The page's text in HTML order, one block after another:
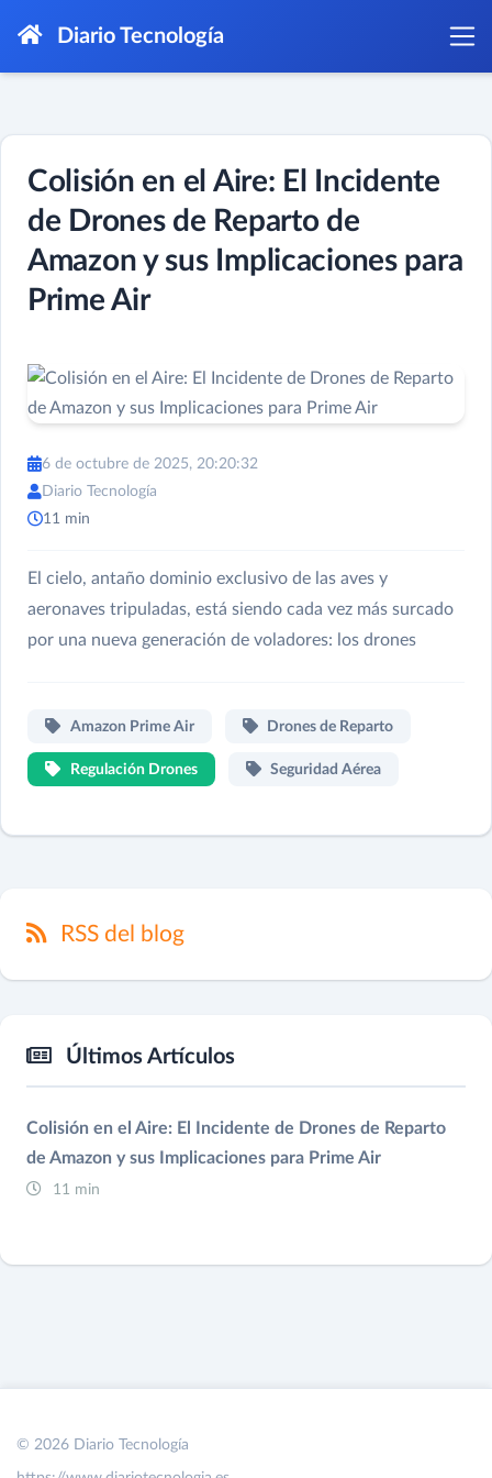
Diario Tecnología
Colisión en el Aire: El Incidente
de Drones de Reparto de
Amazon y sus Implicaciones para
Prime Air
6 de octubre de 2025, 20:20:32
Diario Tecnología
11 min
El cielo, antaño dominio exclusivo de las aves y
aeronaves tripuladas, está siendo cada vez más surcado
por una nueva generación de voladores: los drones
Amazon Prime Air Drones de Reparto
Regulación Drones Seguridad Aérea
RSS del blog
Últimos Artículos
Colisión en el Aire: El Incidente de Drones de Reparto
de Amazon y sus Implicaciones para Prime Air
11 min
© 2026 Diario Tecnología